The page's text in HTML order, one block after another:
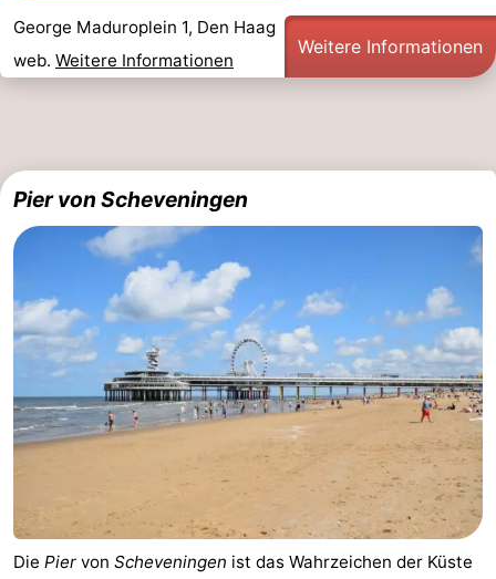
George Maduroplein 1, Den Haag
web. Weitere Informationen
Weitere Informationen
Pier von Scheveningen
Die Pier von Scheveningen ist das Wahrzeichen der Küste